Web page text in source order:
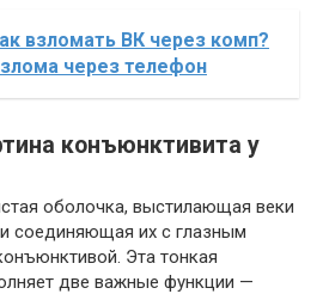
взломать ВК через комп?
через телефон
конъюнктивита у
оболочка, выстилающая веки
соединяющая их с глазным
Эта тонкая
две важные функции —